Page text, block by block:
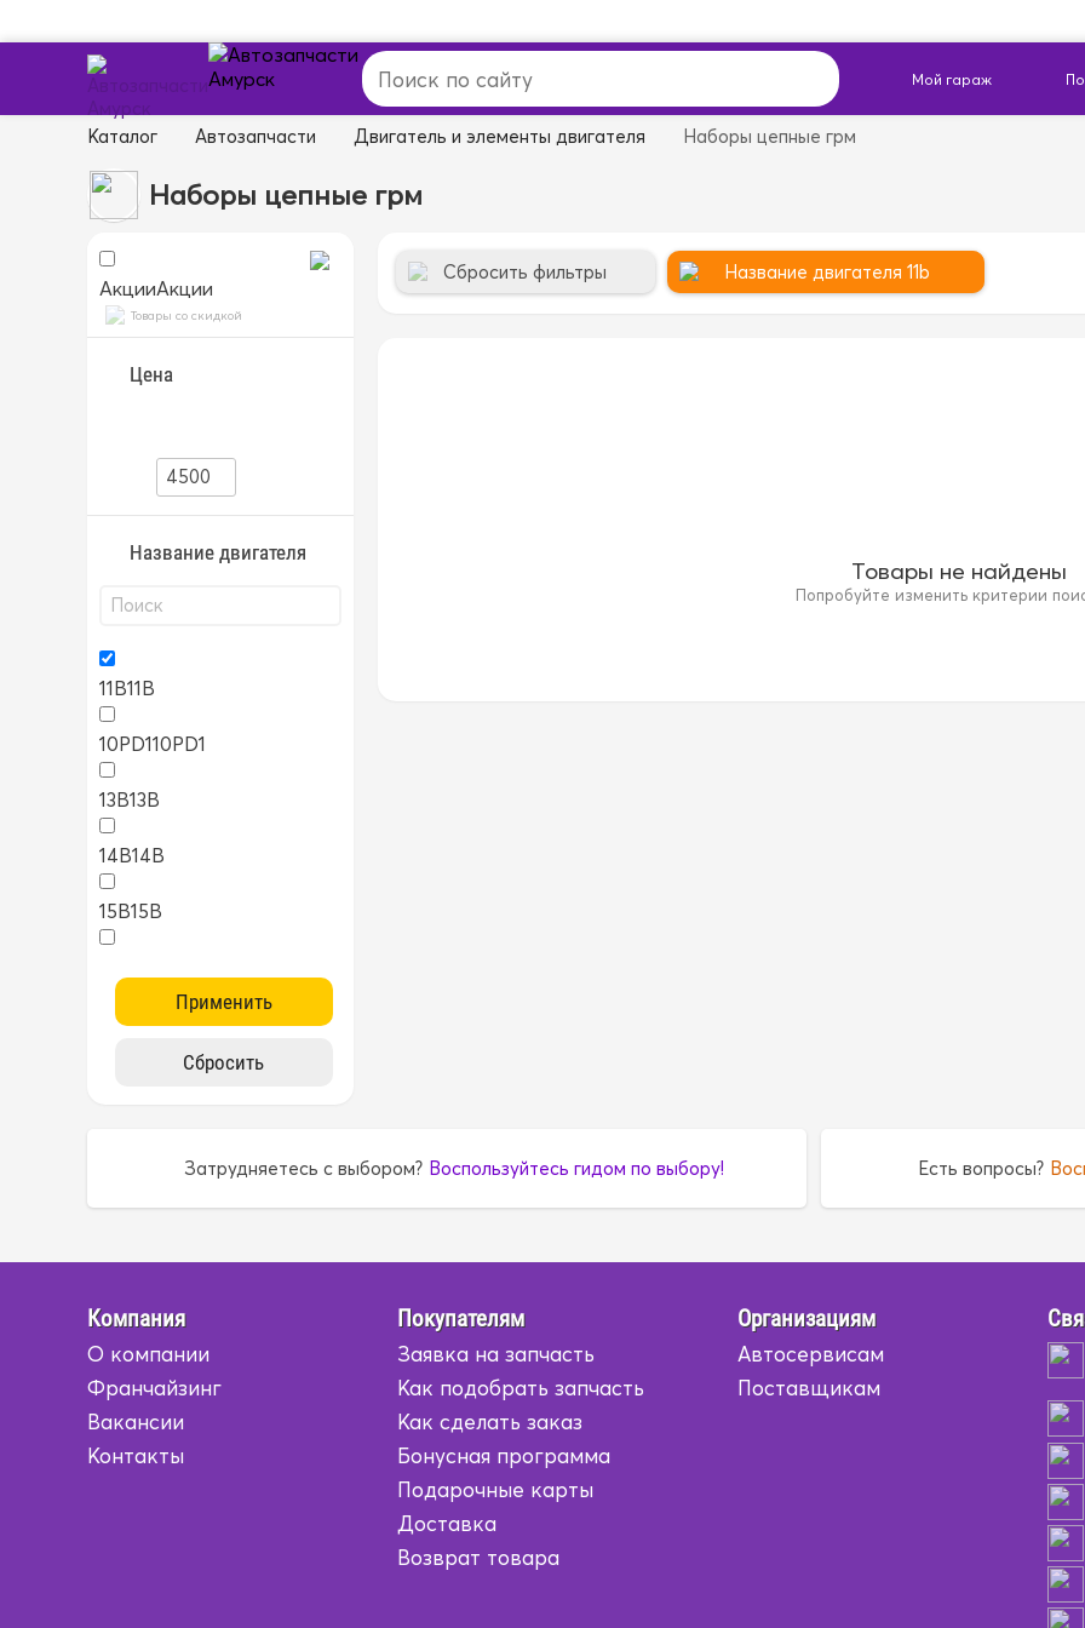
Каталог Автозапчасти Двигатель и элементы двигателя Наборы цепные грм
Наборы цепные грм
АкцииАкции
Товары со скидкой
Цена
Название двигателя
11B11B
10PD110PD1
13B13B
14B14B
15B15B
1FZ1FZ
1JZ1JZ
1KR 1KR
Сбросить фильтры Название двигателя 11b
Товары не найдены
Попробуйте изменить критерии
Затрудняетесь с выбором? Воспользуйтесь гидом по выбору! Есть вопросы?
Компания
О компании
Франчайзинг
Вакансии
Контакты
Покупателям
Заявка на запчасть
Как подобрать запчасть
Как сделать заказ
Бонусная программа
Подарочные карты
Доставка
Возврат товара
Организациям
Автосервисам
Поставщикам